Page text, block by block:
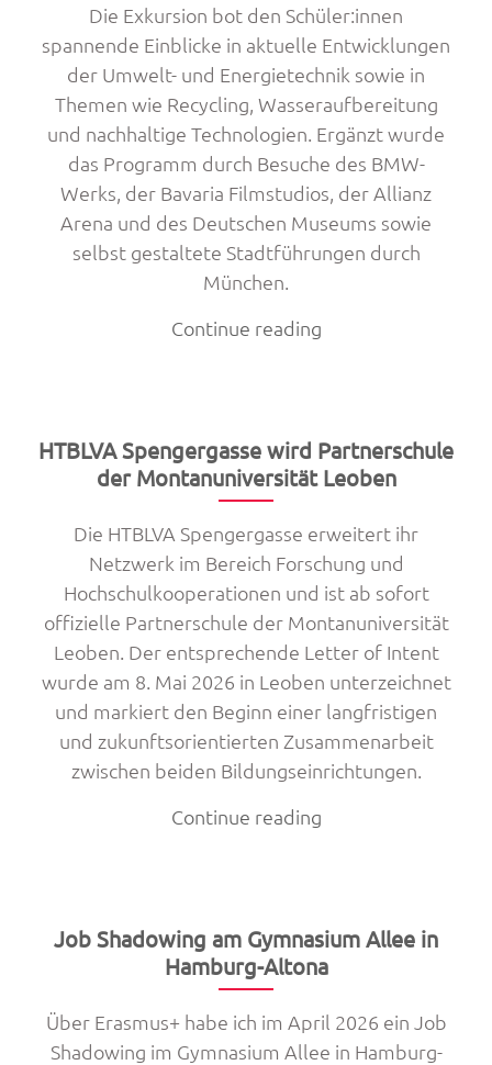
Die Exkursion bot den Schüler:innen
spannende Einblicke in aktuelle Entwicklungen
der Umwelt- und Energietechnik sowie in
Themen wie Recycling, Wasseraufbereitung
und nachhaltige Technologien. Ergänzt wurde
das Programm durch Besuche des BMW-
Werks, der Bavaria Filmstudios, der Allianz
Arena und des Deutschen Museums sowie
selbst gestaltete Stadtführungen durch
München.
Continue reading„Umwelttechnik
zur
IFAT
nach
München“
HTBLVA Spengergasse wird Partnerschule
der Montanuniversität Leoben
Die HTBLVA Spengergasse erweitert ihr
Netzwerk im Bereich Forschung und
Hochschulkooperationen und ist ab sofort
offizielle Partnerschule der Montanuniversität
Leoben. Der entsprechende Letter of Intent
wurde am 8. Mai 2026 in Leoben unterzeichnet
und markiert den Beginn einer langfristigen
und zukunftsorientierten Zusammenarbeit
zwischen beiden Bildungseinrichtungen.
Continue reading„HTBLVA
der
Montanuniversität
Job Shadowing am Gymnasium Allee in
Hamburg-Altona
Über Erasmus+ habe ich im April 2026 ein Job
Shadowing im Gymnasium Allee in Hamburg-